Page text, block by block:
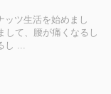
ッツ生活を始めまし
して、腰が痛くなるし
し ...